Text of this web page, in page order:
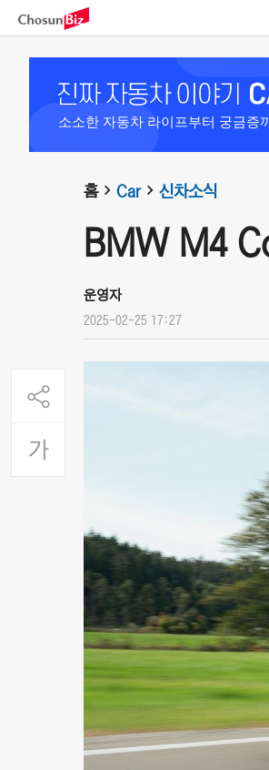
소소한 자동차 라이프부터 궁금증
홈 Car 신차소식
BMW M4
운영자
2025-02-25 17:27